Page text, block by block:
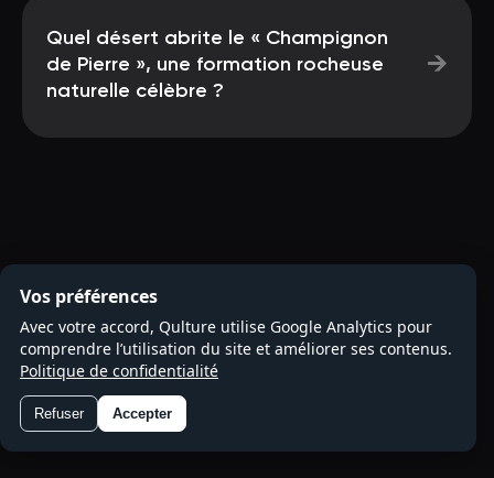
Quel désert abrite le « Champignon
de Pierre », une formation rocheuse
naturelle célèbre ?
→
Vos préférences
Avec votre accord, Qulture utilise Google Analytics pour
comprendre l’utilisation du site et améliorer ses contenus.
Politique de confidentialité
Refuser Accepter